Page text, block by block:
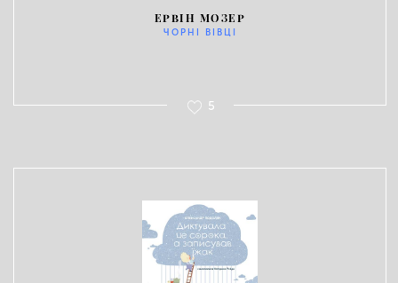
ЕРВІН МОЗЕР
ЧОРНІ ВІВЦІ
5